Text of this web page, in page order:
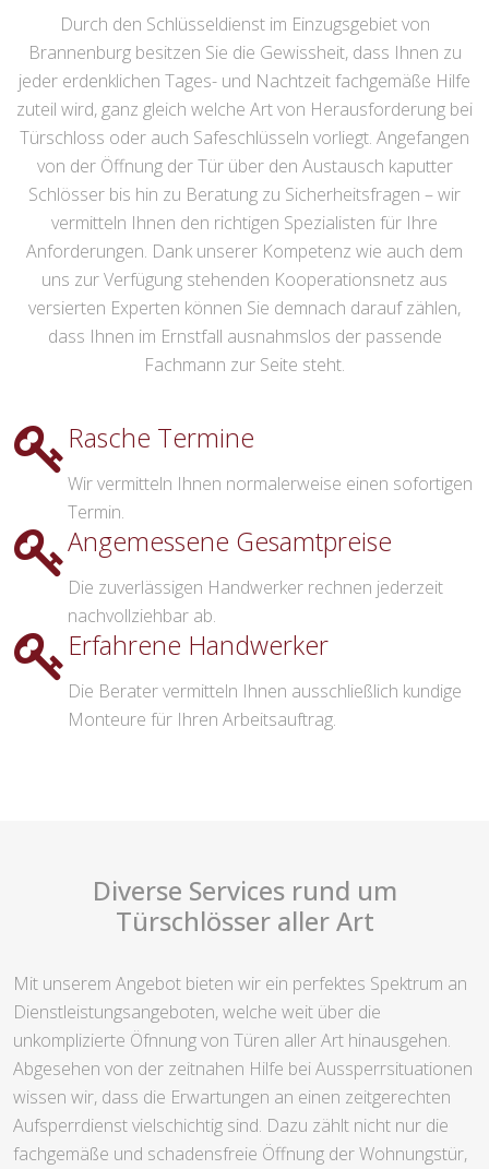
Durch den Schlüsseldienst im Einzugsgebiet von
Brannenburg besitzen Sie die Gewissheit, dass Ihnen zu
jeder erdenklichen Tages- und Nachtzeit fachgemäße Hilfe
zuteil wird, ganz gleich welche Art von Herausforderung bei
Türschloss oder auch Safeschlüsseln vorliegt. Angefangen
von der Öffnung der Tür über den Austausch kaputter
Schlösser bis hin zu Beratung zu Sicherheitsfragen – wir
vermitteln Ihnen den richtigen Spezialisten für Ihre
Anforderungen. Dank unserer Kompetenz wie auch dem
uns zur Verfügung stehenden Kooperationsnetz aus
versierten Experten können Sie demnach darauf zählen,
dass Ihnen im Ernstfall ausnahmslos der passende
Fachmann zur Seite steht.
Rasche Termine
Wir vermitteln Ihnen normalerweise einen sofortigen
Termin.
Angemessene Gesamtpreise
Die zuverlässigen Handwerker rechnen jederzeit
nachvollziehbar ab.
Erfahrene Handwerker
Die Berater vermitteln Ihnen ausschließlich kundige
Monteure für Ihren Arbeitsauftrag.
Diverse Services rund um
Türschlösser aller Art
Mit unserem Angebot bieten wir ein perfektes Spektrum an
Dienstleistungsangeboten, welche weit über die
unkomplizierte Öfnnung von Türen aller Art hinausgehen.
Abgesehen von der zeitnahen Hilfe bei Aussperrsituationen
wissen wir, dass die Erwartungen an einen zeitgerechten
Aufsperrdienst vielschichtig sind. Dazu zählt nicht nur die
fachgemäße und schadensfreie Öffnung der Wohnungstür,